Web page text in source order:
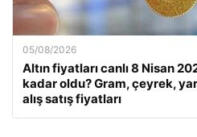
05/08/2026
Altın fiyatları canlı 8 Nisan
kadar oldu? Gram, çeyrek,
alış satış fiyatları